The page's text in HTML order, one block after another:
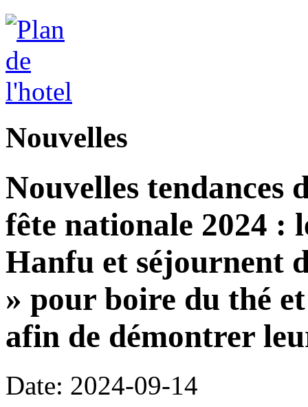
Nouvelles
Nouvelles tendances
fête nationale 2024 :
Hanfu et séjournent
» pour boire du thé
afin de démontrer
Date: 2024-09-14